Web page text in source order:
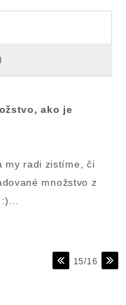
ako je
my radi zistíme, či
množstvo z
15/16